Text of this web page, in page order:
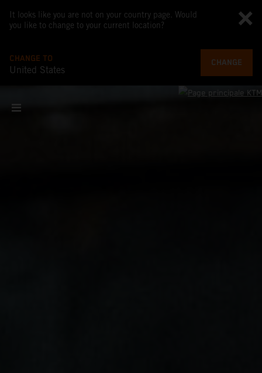
It looks like you are not on your country page. Would
you like to change to your current location?
CHANGE TO
United States
CHANGE